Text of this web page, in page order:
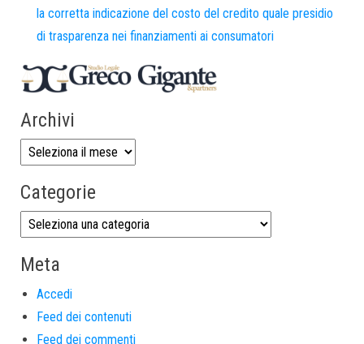
la corretta indicazione del costo del credito quale presidio
di trasparenza nei finanziamenti ai consumatori
Archivi
Categorie
Meta
Accedi
Feed dei contenuti
Feed dei commenti